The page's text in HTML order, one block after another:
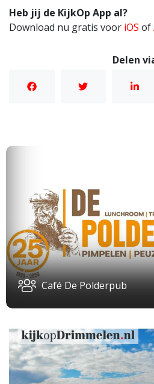
Heb jij de KijkOp App al?
Download nu gratis voor iOS of
Delen
Café De Polderpub